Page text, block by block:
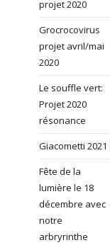
projet 2020
Grocrocovirus
projet avril/mai
2020
Le souffle vert:
Projet 2020
résonance
Giacometti 2021
Fête de la
lumière le 18
décembre avec
notre
arbryrinthe